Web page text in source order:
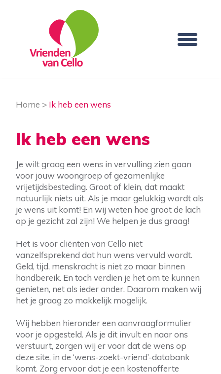
Home > Ik heb een wens
Ik heb een wens
Je wilt graag een wens in vervulling zien gaan
voor jouw woongroep of gezamenlijke
vrijetijdsbesteding. Groot of klein, dat maakt
natuurlijk niets uit. Als je maar gelukkig wordt als
je wens uit komt! En wij weten hoe groot de lach
op je gezicht zal zijn! We helpen je dus graag!
Het is voor cliënten van Cello niet
vanzelfsprekend dat hun wens vervuld wordt.
Geld, tijd, menskracht is niet zo maar binnen
handbereik. En toch verdien je het om te kunnen
genieten, net als ieder ander. Daarom maken wij
het je graag zo makkelijk mogelijk.
Wij hebben hieronder een aanvraagformulier
voor je opgesteld. Als je dit invult en naar ons
verstuurt, zorgen wij er voor dat de wens op
deze site, in de ‘wens-zoekt-vriend’-databank
komt. Zorg ervoor dat je een kostenofferte